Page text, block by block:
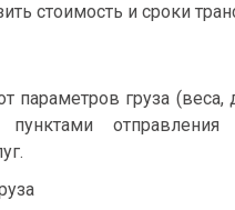
стоимость и сроки
параметров груза
отправления